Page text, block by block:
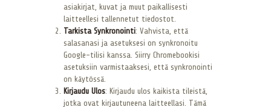
asiakirjat, kuvat ja muut paikallisesti
laitteellesi tallennetut tiedostot.
Tarkista Synkronointi: Vahvista, että
salasanasi ja asetuksesi on synkronoitu
Google-tilisi kanssa. Siirry Chromebookisi
asetuksiin varmistaaksesi, että synkronointi
on käytössä.
Kirjaudu Ulos: Kirjaudu ulos kaikista tileistä,
jotka ovat kirjautuneena laitteellasi. Tämä